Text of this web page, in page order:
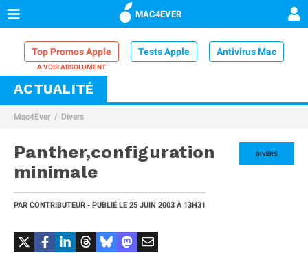
MAC4EVER
Top Promos Apple Tests Apple Antivirus Mac
VPN Mac
Comparatif iPhone
ACTUALITÉ
Mac4Ever Divers
DIVERS
Panther,configuration
minimale
PAR CONTRIBUTEUR - PUBLIÉ LE 25 JUIN 2003 À 13H31